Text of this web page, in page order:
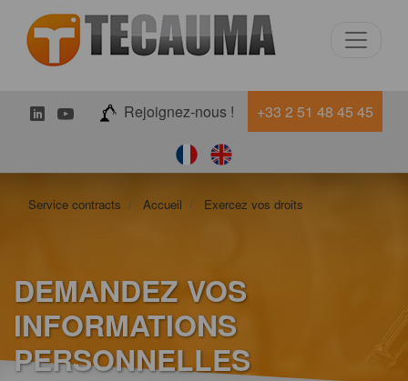
LinkedInYoutubeRejoignez-nous ! +33 2 51 48 45 45
Service contracts Accueil Exercez vos droits
DEMANDEZ VOS
INFORMATIONS
PERSONNELLES